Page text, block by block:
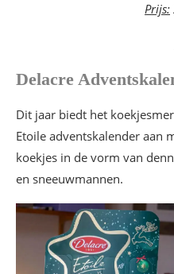
Prijs:
Delacre
Dit jaar biedt het
Etoile adventskalender aan
koekjes in de vorm van
en sneeuwmannen.